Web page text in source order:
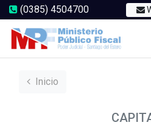
(0385) 4504700
Inicio